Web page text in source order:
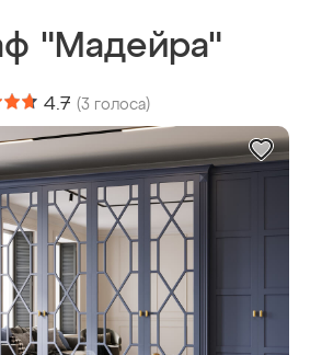
"Мадейра"
4.7 (3 голоса)